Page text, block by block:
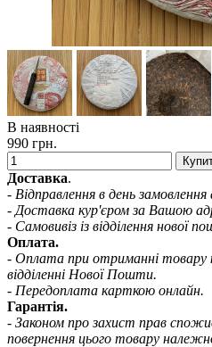
В наявності
990 грн.
Доставка.
- Відправлення в день
- Доставка кур'єром за Вашою
- Самовивіз із відділення нової
Оплата.
- Оплата при отриманні товару
відділенні Нової Пошти.
- Передоплата карткою онлайн.
Гарантія.
- Законом про захист прав
повернення цього товару